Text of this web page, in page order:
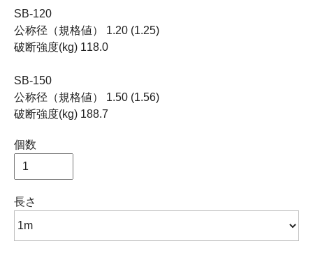
SB-120
公称径（規格値） 1.20 (1.25)
破断強度(kg) 118.0
SB-150
公称径（規格値） 1.50 (1.56)
破断強度(kg) 188.7
個数
長さ